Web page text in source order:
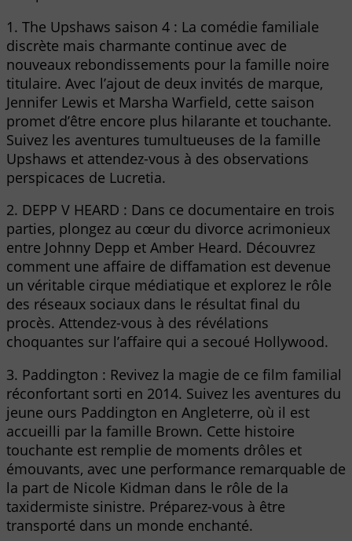
1. The Upshaws saison 4 : La comédie familiale
discrète mais charmante continue avec de
nouveaux rebondissements pour la famille noire
titulaire. Avec l’ajout de deux invités de marque,
Jennifer Lewis et Marsha Warfield, cette saison
promet d’être encore plus hilarante et touchante.
Suivez les aventures tumultueuses de la famille
Upshaws et attendez-vous à des observations
perspicaces de Lucretia.
2. DEPP V HEARD : Dans ce documentaire en trois
parties, plongez au cœur du divorce acrimonieux
entre Johnny Depp et Amber Heard. Découvrez
comment une affaire de diffamation est devenue
un véritable cirque médiatique et explorez le rôle
des réseaux sociaux dans le résultat final du
procès. Attendez-vous à des révélations
choquantes sur l’affaire qui a secoué Hollywood.
3. Paddington : Revivez la magie de ce film familial
réconfortant sorti en 2014. Suivez les aventures du
jeune ours Paddington en Angleterre, où il est
accueilli par la famille Brown. Cette histoire
touchante est remplie de moments drôles et
émouvants, avec une performance remarquable de
la part de Nicole Kidman dans le rôle de la
taxidermiste sinistre. Préparez-vous à être
transporté dans un monde enchanté.